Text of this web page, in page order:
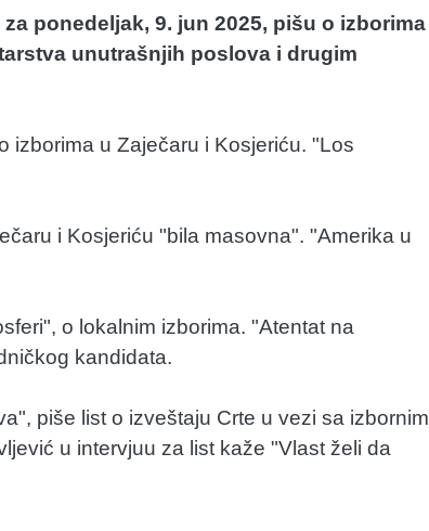
ponedeljak, 9. jun 2025, pišu o izborima
unutrašnjih poslova i drugim
izborima u Zaječaru i Kosjeriću. "Los
i Kosjeriću "bila masovna". "Amerika u
o lokalnim izborima. "Atentat na
kandidata.
piše list o izveštaju Crte u vezi sa izbornim
u intervjuu za list kaže "Vlast želi da